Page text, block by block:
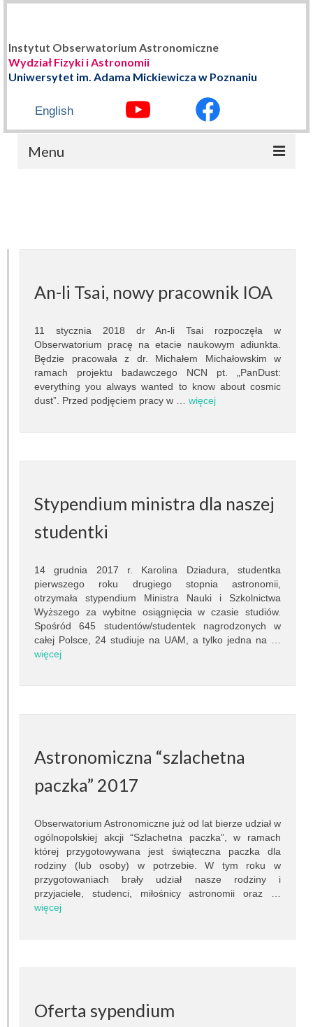
Instytut Obserwatorium Astronomiczne
Wydział Fizyki i Astronomii
Uniwersytet im. Adama Mickiewicza w Poznaniu
English
Menu
Władze Instytutu
Historia
Teleskopy
Biblioteka
Infrastruktura
BADANIA NAUKOWE
Dziedziny badań
Seminaria
Publikacje
Granty
STUDIA
Jak zostać studentem
Programy studiów
Opisy przedmiotów
Plany zajęć
Praktyki studenckie
An-li Tsai, nowy pracownik IOA
11 stycznia 2018 dr An-li Tsai rozpoczęła w
Obserwatorium pracę na etacie naukowym adiunkta.
Będzie pracowała z dr. Michałem Michałowskim w
ramach projektu badawczego NCN pt. „PanDust:
everything you always wanted to know about cosmic
dust”. Przed podjęciem pracy w … więcej
Stypendium ministra dla naszej
studentki
14 grudnia 2017 r. Karolina Dziadura, studentka
pierwszego roku drugiego stopnia astronomii,
otrzymała stypendium Ministra Nauki i Szkolnictwa
Wyższego za wybitne osiągnięcia w czasie studiów.
Spośród 645 studentów/studentek nagrodzonych w
całej Polsce, 24 studiuje na UAM, a tylko jedna na …
więcej
Astronomiczna “szlachetna
paczka” 2017
Obserwatorium Astronomiczne już od lat bierze udział w
ogólnopolskiej akcji “Szlachetna paczka”, w ramach
której przygotowywana jest świąteczna paczka dla
rodziny (lub osoby) w potrzebie. W tym roku w
przygotowaniach brały udział nasze rodziny i
przyjaciele, studenci, miłośnicy astronomii oraz …
więcej
Oferta sypendium